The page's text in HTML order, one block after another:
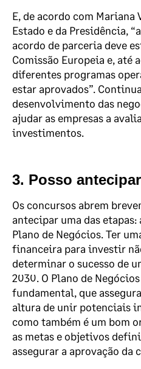
E, de acordo com
Estado e da Presidência,
acordo de parceria deve
Comissão Europeia e, até
diferentes programas
estar aprovados”.
desenvolvimento das
ajudar as empresas a
investimentos.
3. Posso
Os concursos abrem
antecipar uma das etapas:
Plano de Negócios. Ter
financeira para investir
determinar o sucesso de
2030. O Plano de
fundamental, que
altura de unir potenciais
como também é um bom
as metas e objetivos
assegurar a aprovação da